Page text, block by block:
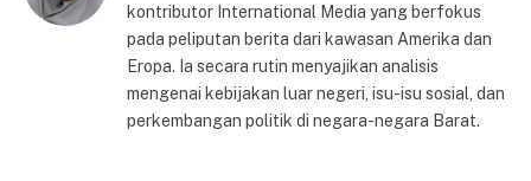
kontributor International Media yang berfokus
pada peliputan berita dari kawasan Amerika dan
Eropa. Ia secara rutin menyajikan analisis
mengenai kebijakan luar negeri, isu-isu sosial, dan
perkembangan politik di negara-negara Barat.